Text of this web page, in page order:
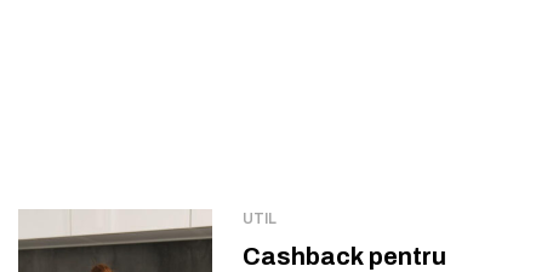
UTIL
Cashback pentru